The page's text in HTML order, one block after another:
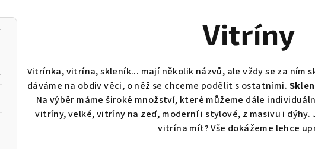
Vitríny
Vitrínka, vitrína, skleník... mají několik názvů, ale vždy se za ním
dáváme na obdiv věci, o něž se chceme podělit s ostatními.
Na výběr máme široké množství, které můžeme dále
vitríny, velké, vitríny na zeď, moderní i stylové, z masivu i dýhy.
vitrína mít? Vše dokážeme lehce